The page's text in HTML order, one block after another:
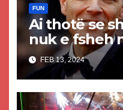
FUN
Ai thotë se
nuk e fsheh
qenë:
ditëlindjen e
FEB 13, 2024